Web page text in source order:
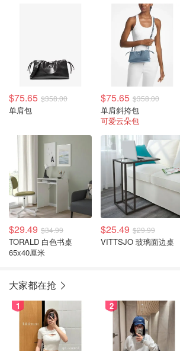
$75.65 $358.00
单肩包
$75.65 $358.00
单肩斜挎包
可爱云朵包
$29.49 $34.99
TORALD 白色书桌
65x40厘米
$25.49 $29.99
VITTSJO 玻璃面边桌
大家都在抢
1 2